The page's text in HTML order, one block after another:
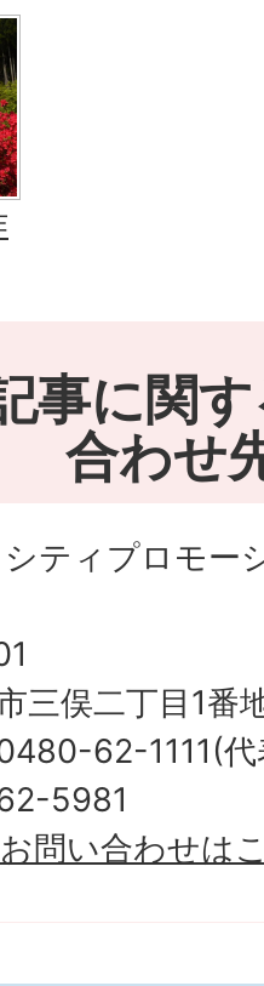
事に関
合わせ
ティプロモー
三俣二丁目1番
62-1111(
5981
問い合わせは